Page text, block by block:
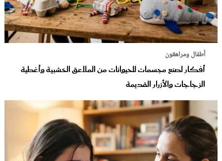
أطفال ومراهقون
أفكار لصنع مجسمات للحيوانات من الملاعق الخشبية وأغطية
الزجاجات والأزرار القديمة